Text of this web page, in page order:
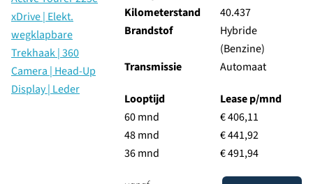
Kilometerstand
40.437
Brandstof
Hybride
(Benzine)
Transmissie
Automaat
Looptijd
60 mnd
48 mnd
36 mnd
Lease p/mnd
€ 406,11
€ 441,92
€ 491,94